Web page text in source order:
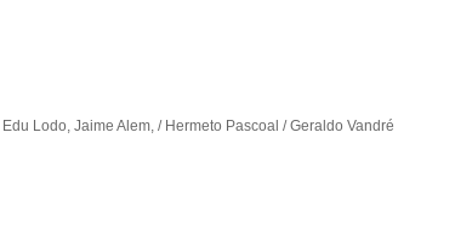
Edu Lodo, Jaime Alem, / Hermeto Pascoal / Geraldo Vandré